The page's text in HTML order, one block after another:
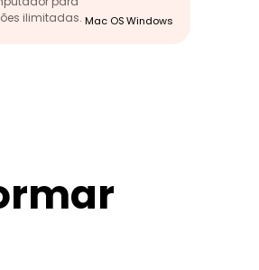
ilimitadas. Mac OSWindows